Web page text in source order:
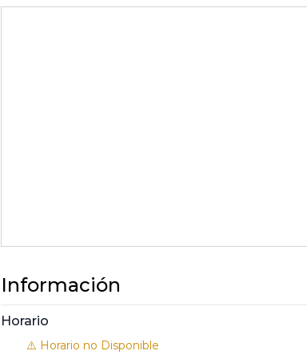
Información
Horario
⚠️ Horario no Disponible